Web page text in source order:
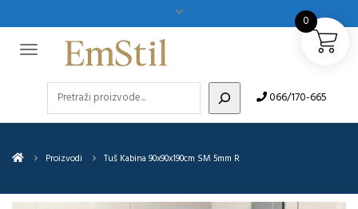
066/170-665
Proizvodi Tuš Kabina 90x90x190cm SM 5mm R
0